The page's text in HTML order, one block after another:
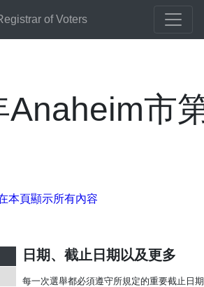
of Voters
Anaheim市
本頁顯示所有內容
日期、截止日期以及更多
每一次選舉都必須遵守所規定的重要截止日